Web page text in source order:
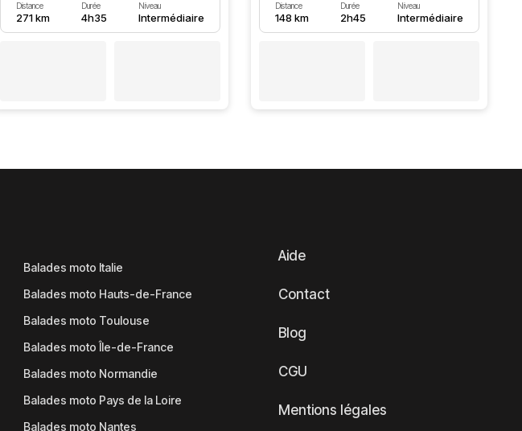
Distance
271 km
Durée
4h35
Niveau
Intermédiaire
Distance
148 km
Durée
2h45
Niveau
Intermédiaire
Balades moto Italie
Balades moto Hauts-de-France
Balades moto Toulouse
Balades moto Île-de-France
Balades moto Normandie
Balades moto Pays de la Loire
Balades moto Nantes
Aide
Contact
Blog
CGU
Mentions légales